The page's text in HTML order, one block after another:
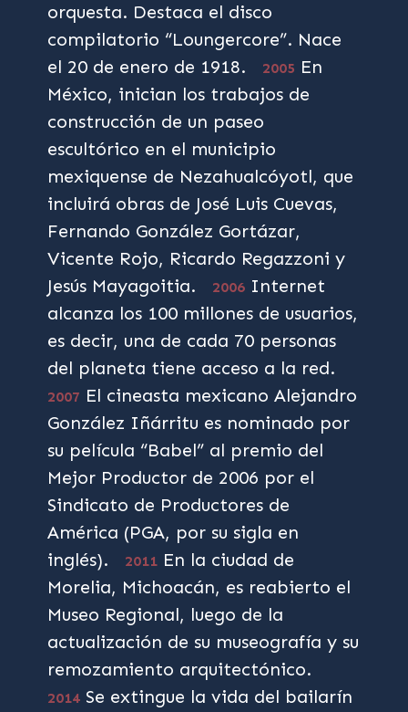
orquesta. Destaca el disco
compilatorio “Loungercore”. Nace
el 20 de enero de 1918.
2005 En
México, inician los trabajos de
construcción de un paseo
escultórico en el municipio
mexiquense de Nezahualcóyotl, que
incluirá obras de José Luis Cuevas,
Fernando González Gortázar,
Vicente Rojo, Ricardo Regazzoni y
Jesús Mayagoitia.
2006 Internet
alcanza los 100 millones de usuarios,
es decir, una de cada 70 personas
del planeta tiene acceso a la red.
2007 El cineasta mexicano Alejandro
González Iñárritu es nominado por
su película “Babel” al premio del
Mejor Productor de 2006 por el
Sindicato de Productores de
América (PGA, por su sigla en
inglés).
2011 En la ciudad de
Morelia, Michoacán, es reabierto el
Museo Regional, luego de la
actualización de su museografía y su
remozamiento arquitectónico.
2014 Se extingue la vida del bailarín